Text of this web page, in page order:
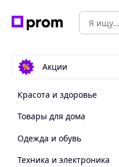
Акции
Красота и здоровье
Товары для дома
Одежда и обувь
Техника и электроника